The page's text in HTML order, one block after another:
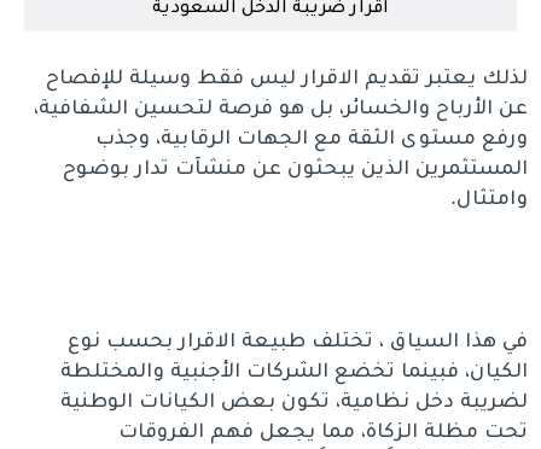
اقرار ضريبة الدخل السعودية
لذلك يعتبر تقديم الاقرار ليس فقط وسيلة للإفصاح
عن الأرباح والخسائر، بل هو فرصة لتحسين الشفافية،
ورفع مستوى الثقة مع الجهات الرقابية، وجذب
المستثمرين الذين يبحثون عن منشآت تدار بوضوح
وامتثال.
في هذا السياق ، تختلف طبيعة الاقرار بحسب نوع
الكيان، فبينما تخضع الشركات الأجنبية والمختلطة
لضريبة دخل نظامية، تكون بعض الكيانات الوطنية
تحت مظلة الزكاة، مما يجعل فهم الفروقات